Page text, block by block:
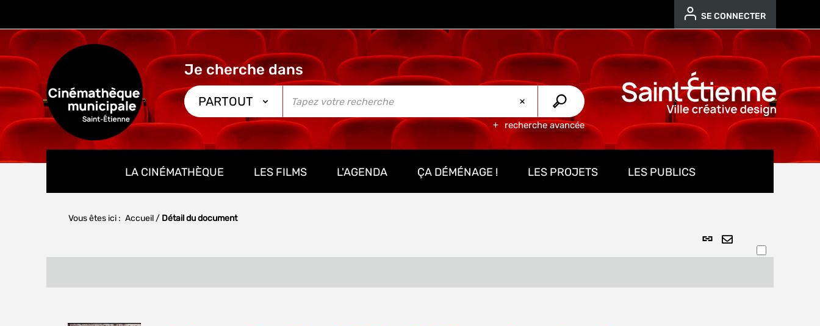
recherche
SE CONNECTER
PARTOUT
recherche avancée
Vous êtes ici : Accueil/ Détail du document
LA CINÉMATHÈQUE LES FILMS L'AGENDA ÇA DÉMÉNAGE ! LES PROJETS LES PUBLICS
Lien
permanent
fenêtre)
ENVOYER